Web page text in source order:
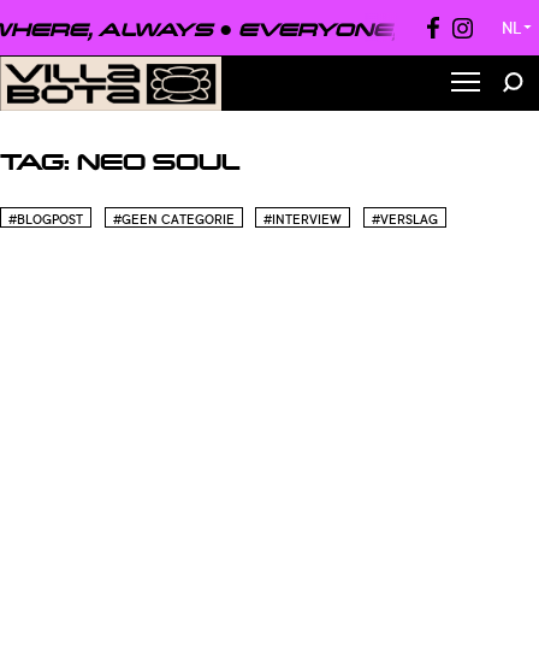
ALWAYS ● EVERYONE, NL ▼
TAG: NEO SOUL
#BLOGPOST #GEEN CATEGORIE #INTERVIEW #VERSLAG